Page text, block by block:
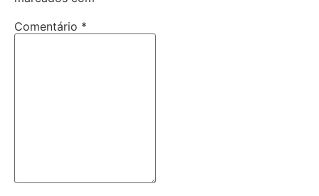
Comentário *